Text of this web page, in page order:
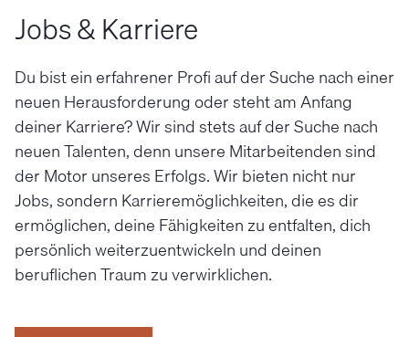
Jobs & Karriere
Du bist ein erfahrener Profi auf der Suche nach einer
neuen Herausforderung oder steht am Anfang
deiner Karriere? Wir sind stets auf der Suche nach
neuen Talenten, denn unsere Mitarbeitenden sind
der Motor unseres Erfolgs. Wir bieten nicht nur
Jobs, sondern Karrieremöglichkeiten, die es dir
ermöglichen, deine Fähigkeiten zu entfalten, dich
persönlich weiterzuentwickeln und deinen
beruflichen Traum zu verwirklichen.